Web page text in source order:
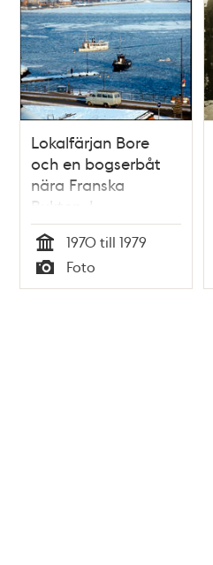
Lokalfärjan Bore
och en bogserbåt
nära Franska
Bukten. I
bakgrunden
Skeppsholmen
Tid
1970 till 1979
Typ
Foto